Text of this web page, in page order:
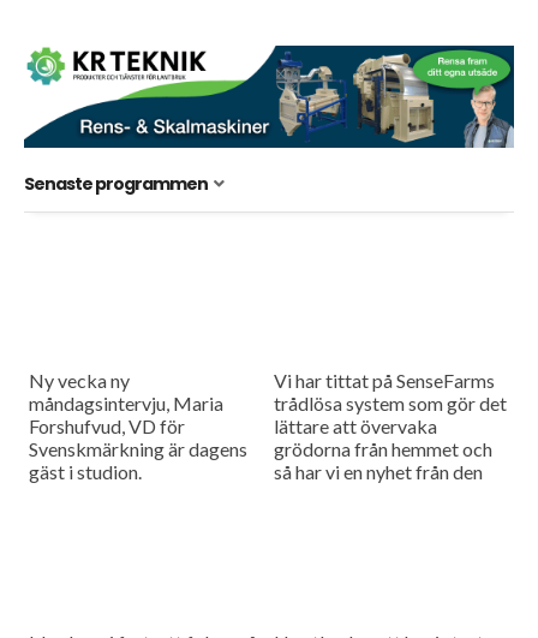
Senaste programmen
Ny vecka ny
måndagsintervju, Maria
Forshufvud, VD för
Svenskmärkning är dagens
gäst i studion.
Vi har tittat på SenseFarms
trådlösa system som gör det
lättare att övervaka
grödorna från hemmet och
så har vi en nyhet från den